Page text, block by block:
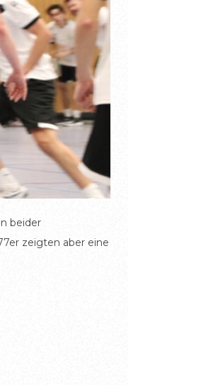
beider
zeigten aber eine